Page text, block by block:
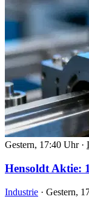
Gestern, 17:40 Uhr ·
Hensoldt Aktie:
Industrie · Gestern,